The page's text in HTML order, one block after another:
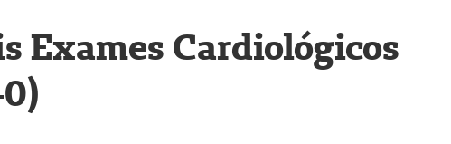
Exames Cardiológicos